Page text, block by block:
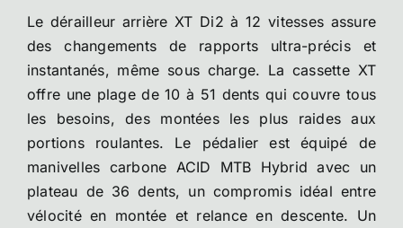
Le dérailleur arrière XT Di2 à 12 vitesses assure
des changements de rapports ultra-précis et
instantanés, même sous charge. La cassette XT
offre une plage de 10 à 51 dents qui couvre tous
les besoins, des montées les plus raides aux
portions roulantes. Le pédalier est équipé de
manivelles carbone ACID MTB Hybrid avec un
plateau de 36 dents, un compromis idéal entre
vélocité en montée et relance en descente. Un